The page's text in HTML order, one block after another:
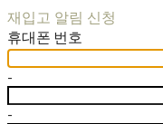
재입고 알림 신청
휴대폰 번호
-
-